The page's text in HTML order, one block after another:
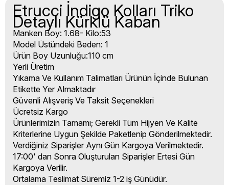
Etrucci İndigo Kolları Triko
Detaylı Kürklü Kaban
Manken Boy: 1.68- Kilo:53
Model Üstündeki Beden: 1
Ürün Boy Uzunluğu:110 cm
Yerli Üretim
Yıkama Ve Kullanım Talimatları Ürünün İçinde Bulunan
Etikette Yer Almaktadır
Güvenli Alışveriş Ve Taksit Seçenekleri
Ücretsiz Kargo
Ürünlerimizin Tamamı; Gerekli Tüm Hijyen Ve Kalite
Kriterlerine Uygun Şekilde Paketlenip Gönderilmektedir.
Verdiğiniz Siparişler Aynı Gün Kargoya Verilmektedir.
17:00' dan Sonra Oluşturulan Siparişler Ertesi Gün
Kargoya Verilir.
Ortalama Teslimat Süremiz 1-2 iş Günüdür.